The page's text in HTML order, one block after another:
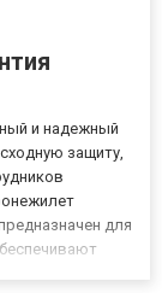
и надежный
защиту,
для